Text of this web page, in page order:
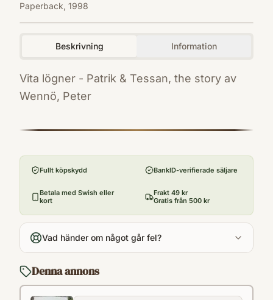
Paperback, 1998
Beskrivning Information
Vita lögner - Patrik & Tessan, the story av
Wennö, Peter
9789197338066
Ordupplaget
Utgivningsår
1998
Språk
Svenska
Format
Fullt köpskydd BankID-verifierade säljare
Betala med Swish eller
kort
Frakt 49 kr
Gratis från 500 kr
Vad händer om något går fel?
Denna annons